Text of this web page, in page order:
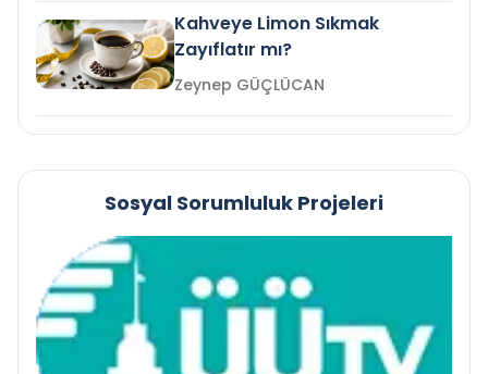
Kahveye Limon Sıkmak
Zayıflatır mı?
Zeynep GÜÇLÜCAN
Sosyal Sorumluluk Projeleri